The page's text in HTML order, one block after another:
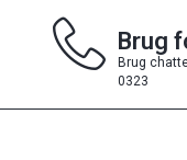
Brug
Brug
0323